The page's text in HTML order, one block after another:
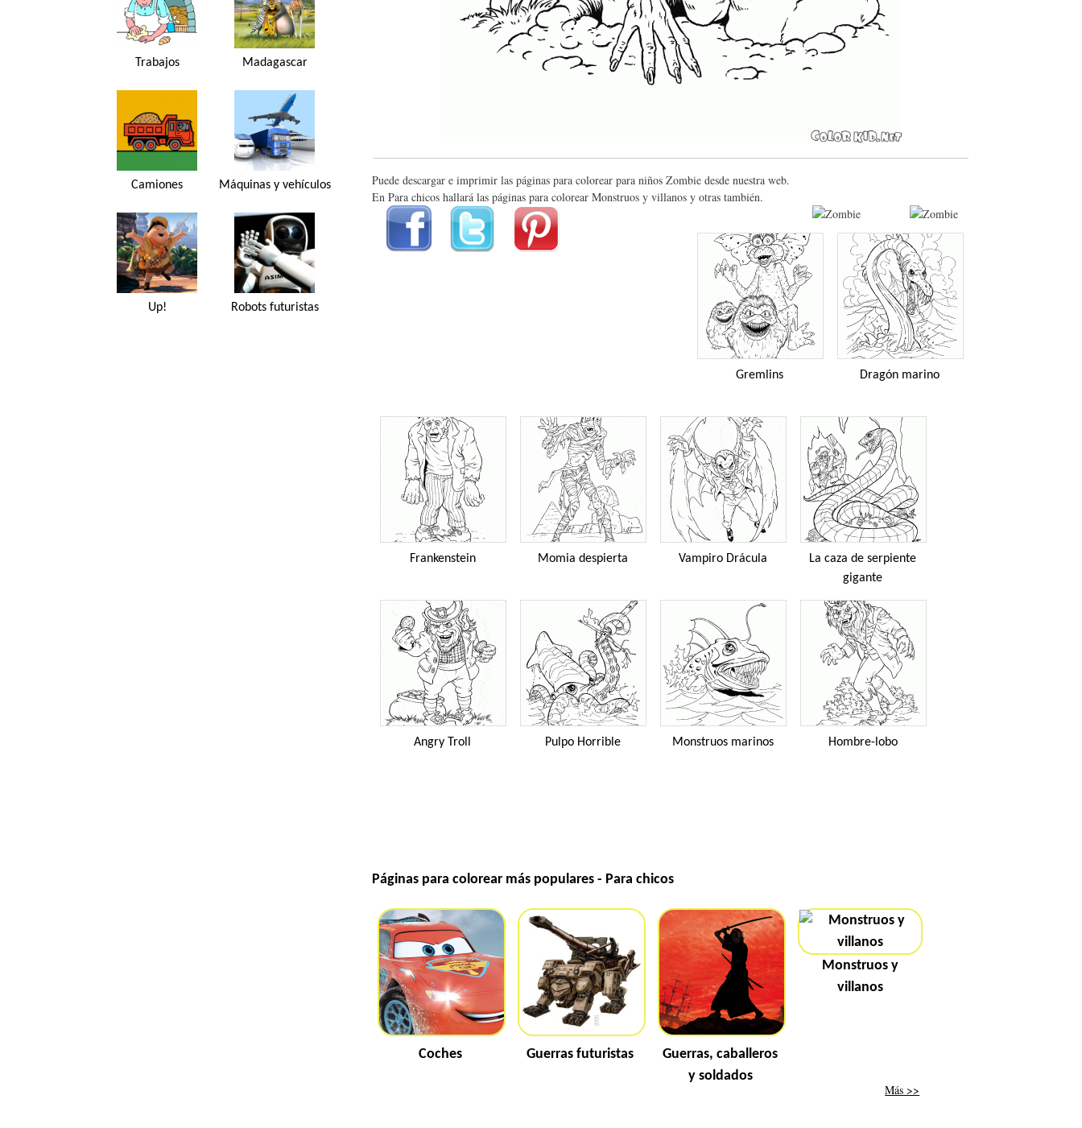
Trabajos Madagascar
Camiones Máquinas y vehículos
Up! Robots futuristas
Puede descargar e imprimir las páginas para colorear para niños Zombie desde nuestra web.
En Para chicos hallará las páginas para colorear Monstruos y villanos y otras también.
Gremlins Dragón marino
Frankenstein Momia despierta Vampiro Drácula
La caza de serpiente
gigante
Angry Troll Pulpo Horrible Monstruos marinos Hombre-lobo
Páginas para colorear más populares - Para chicos
Coches Guerras futuristas
Guerras, caballeros
y soldados
Monstruos y
villanos
Más >>